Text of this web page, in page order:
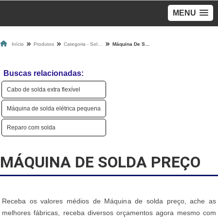
MENU
Início Produtos
Buscas relacionadas:
Cabo de solda extra flexível
Máquina de solda elétrica pequena
Reparo com solda
MÁQUINA DE SOLDA PREÇO
Receba os valores médios de Máquina de solda preço, ache as
melhores fábricas, receba diversos orçamentos agora mesmo com